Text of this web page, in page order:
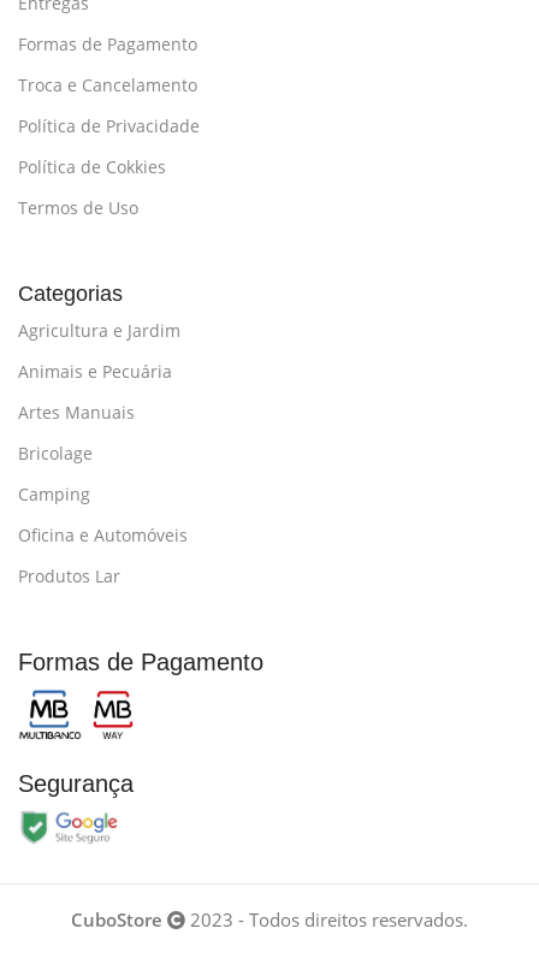
Formas de Pagamento
Troca e Cancelamento
Política de Privacidade
Política de Cokkies
Termos de Uso
Categorias
Agricultura e Jardim
Animais e Pecuária
Artes Manuais
Bricolage
Camping
Oficina e Automóveis
Produtos Lar
Formas de Pagamento
Segurança
CuboStore 2023 - Todos direitos reservados.